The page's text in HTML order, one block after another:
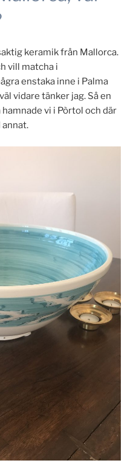
keramik från Mallorca.
vill matcha i
enstaka inne i Palma
vidare tänker jag. Så en
vi i Pòrtol och där
annat.